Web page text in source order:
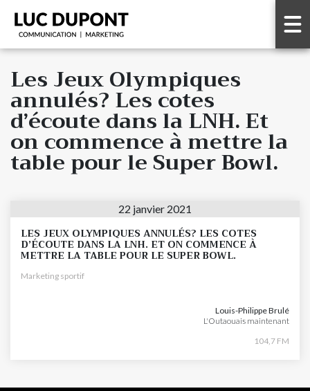
Les Jeux Olympiques
annulés? Les cotes
d’écoute dans la LNH. Et
on commence à mettre la
table pour le Super Bowl.
22 janvier 2021
LES JEUX OLYMPIQUES ANNULÉS? LES COTES
D’ÉCOUTE DANS LA LNH. ET ON COMMENCE À
METTRE LA TABLE POUR LE SUPER BOWL.
Marketing sportif
Louis-Philippe Brulé
L'Outaouais maintenant
104,7 FM